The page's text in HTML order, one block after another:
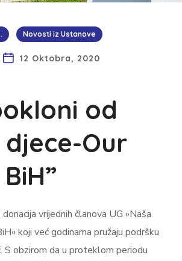
Novosti iz Ustanove
12 Oktobra, 2020
od
djece-Our
donacija vrijednih članova UG »Naša
koji već godinama pružaju podršku
S obzirom da u proteklom periodu